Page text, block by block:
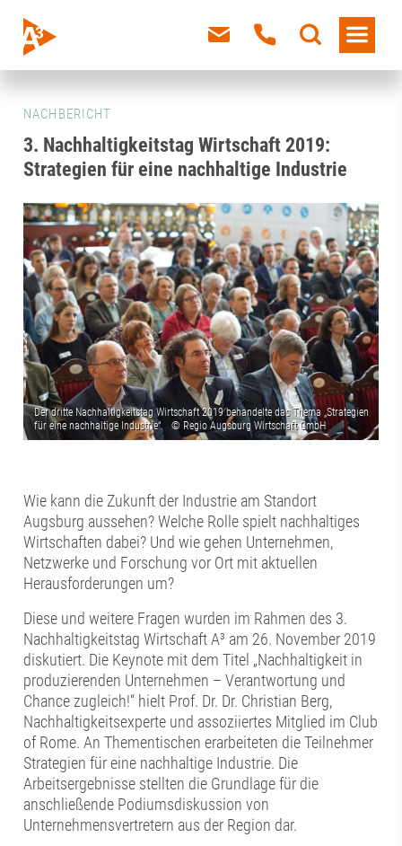
NACHBERICHT
3. Nachhaltigkeitstag Wirtschaft 2019:
Strategien für eine nachhaltige Industrie
Wie kann die Zukunft der Industrie am Standort
Augsburg aussehen? Welche Rolle spielt nachhaltiges
Wirtschaften dabei? Und wie gehen Unternehmen,
Netzwerke und Forschung vor Ort mit aktuellen
Herausforderungen um?
Diese und weitere Fragen wurden im Rahmen des 3.
Nachhaltigkeitstag Wirtschaft A³ am 26. November 2019
diskutiert. Die Keynote mit dem Titel „Nachhaltigkeit in
produzierenden Unternehmen – Verantwortung und
Chance zugleich!“ hielt Prof. Dr. Dr. Christian Berg,
Nachhaltigkeitsexperte und assoziiertes Mitglied im Club
of Rome. An Thementischen erarbeiteten die Teilnehmer
Strategien für eine nachhaltige Industrie. Die
Arbeitsergebnisse stellten die Grundlage für die
anschließende Podiumsdiskussion von
Unternehmensvertretern aus der Region dar.